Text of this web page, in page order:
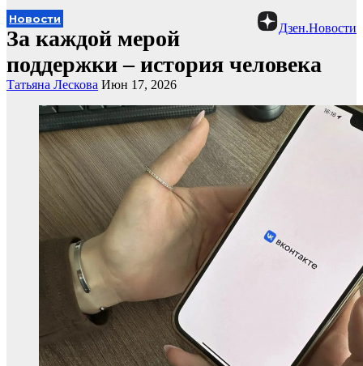
Дзен.Новости
Новости
За каждой мерой
поддержки – история человека
Татьяна Лескова Июн 17, 2026